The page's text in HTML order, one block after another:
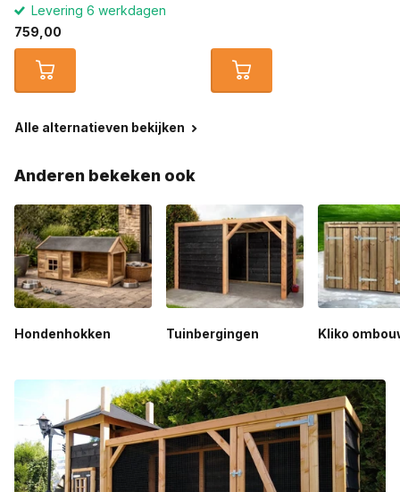
Levering 6 werkdagen
759,00
Alle alternatieven bekijken
Anderen bekeken ook
Hondenhokken Tuinbergingen Kliko